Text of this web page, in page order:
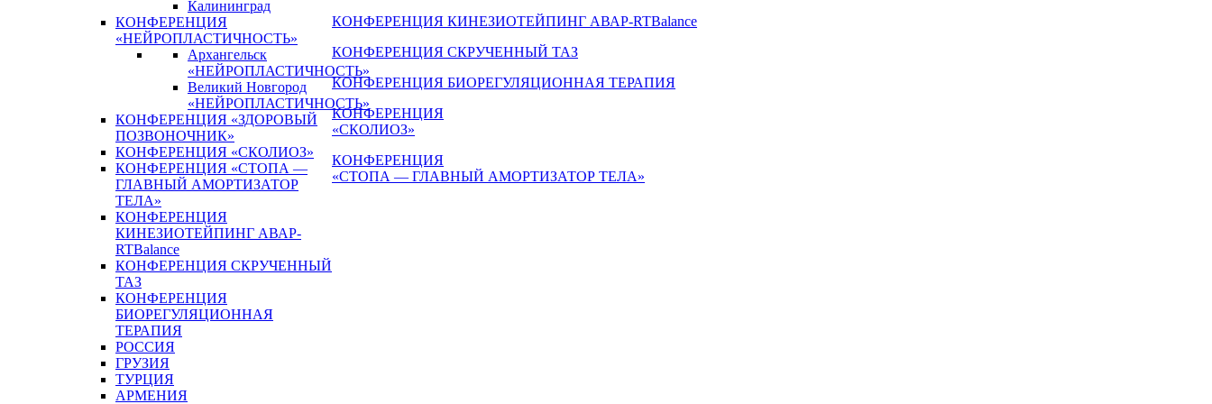
Калининград
КОНФЕРЕНЦИЯ
«НЕЙРОПЛАСТИЧНОСТЬ»
Архангельск
«НЕЙРОПЛАСТИЧНОСТЬ»
Великий Новгород
«НЕЙРОПЛАСТИЧНОСТЬ»
КОНФЕРЕНЦИЯ «ЗДОРОВЫЙ
ПОЗВОНОЧНИК»
КОНФЕРЕНЦИЯ «СКОЛИОЗ»
КОНФЕРЕНЦИЯ «СТОПА —
ГЛАВНЫЙ АМОРТИЗАТОР
ТЕЛА»
КОНФЕРЕНЦИЯ
КИНЕЗИОТЕЙПИНГ АВАР-
RTBalance
КОНФЕРЕНЦИЯ СКРУЧЕННЫЙ
ТАЗ
КОНФЕРЕНЦИЯ
БИОРЕГУЛЯЦИОННАЯ
ТЕРАПИЯ
РОССИЯ
ГРУЗИЯ
ТУРЦИЯ
АРМЕНИЯ
КОНФЕРЕНЦИЯ КИНЕЗИОТЕЙПИНГ АВАР-RTBalance
КОНФЕРЕНЦИЯ СКРУЧЕННЫЙ ТАЗ
КОНФЕРЕНЦИЯ БИОРЕГУЛЯЦИОННАЯ ТЕРАПИЯ
КОНФЕРЕНЦИЯ
«СКОЛИОЗ»
КОНФЕРЕНЦИЯ
«СТОПА — ГЛАВНЫЙ АМОРТИЗАТОР ТЕЛА»